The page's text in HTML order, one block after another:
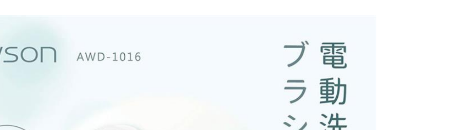
刷 ETB-851
$990